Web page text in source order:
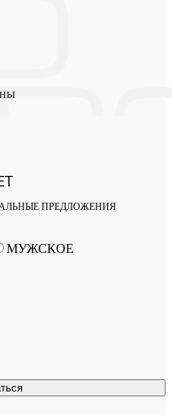
ПРЕДЛОЖЕНИЯ
МУЖСКОЕ